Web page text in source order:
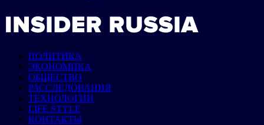
ПОЛИТИКА
ЭКОНОМИКА
ОБЩЕСТВО
РАССЛЕДОВАНИЯ
ТЕХНОЛОГИИ
LIFE STYLE
КОНТАКТЫ